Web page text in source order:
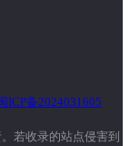
ICP备2024031605
若收录的站点侵害到